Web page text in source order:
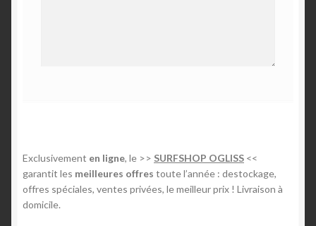
Exclusivement en ligne, le >> SURFSHOP OGLISS <<
garantit les meilleures offres toute l’année : destockage,
offres spéciales, ventes privées, le meilleur prix ! Livraison à
domicile.